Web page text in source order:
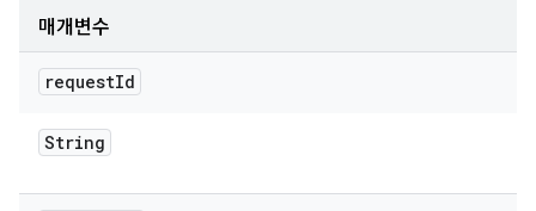
매개변수
requestId
String